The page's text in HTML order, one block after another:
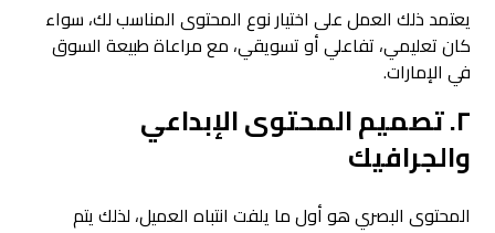
يعتمد ذلك العمل على اختيار نوع المحتوى المناسب لك، سواء
كان تعليمي، تفاعلي أو تسويقي، مع مراعاة طبيعة السوق
في الإمارات.
٢. تصميم المحتوى الإبداعي
والجرافيك
المحتوى البصري هو أول ما يلفت انتباه العميل، لذلك يتم